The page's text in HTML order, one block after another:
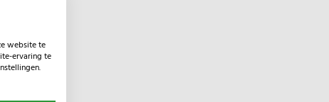
website te
ervaring te